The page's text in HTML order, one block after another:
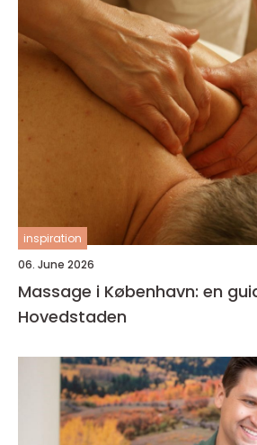
inspiration
06. June 2026
Massage i København: en
Hovedstaden